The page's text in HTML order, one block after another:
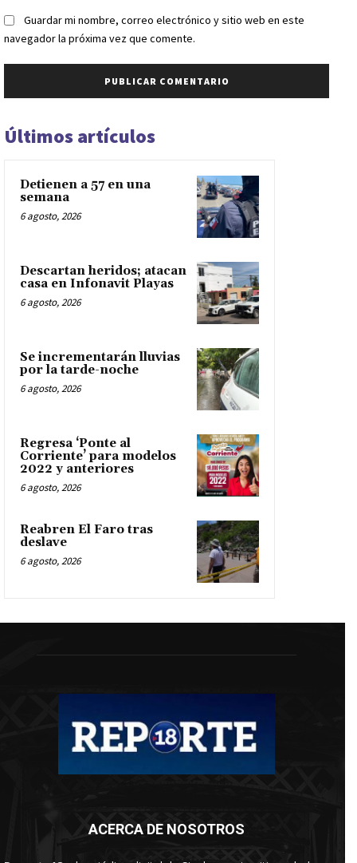
Guardar mi nombre, correo electrónico y sitio web en este
navegador la próxima vez que comente.
Últimos artículos
Detienen a 57 en una
semana
6 agosto, 2026
Descartan heridos; atacan
casa en Infonavit Playas
6 agosto, 2026
Se incrementarán lluvias
por la tarde-noche
6 agosto, 2026
Regresa ‘Ponte al
Corriente’ para modelos
2022 y anteriores
6 agosto, 2026
Reabren El Faro tras
deslave
6 agosto, 2026
ACERCA DE NOSOTROS